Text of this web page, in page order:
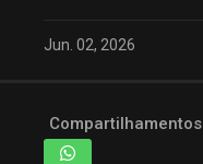
Jun. 02, 2026
Compartilhamentos